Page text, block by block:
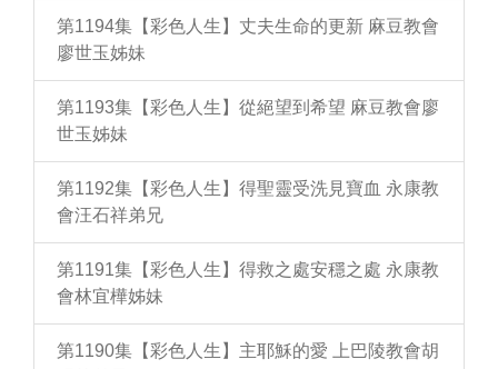
第1194集【彩色人生】丈夫生命的更新 麻豆教會
廖世玉姊妹
第1193集【彩色人生】從絕望到希望 麻豆教會廖
世玉姊妹
第1192集【彩色人生】得聖靈受洗見寶血 永康教
會汪石祥弟兄
第1191集【彩色人生】得救之處安穩之處 永康教
會林宜樺姊妹
第1190集【彩色人生】主耶穌的愛 上巴陵教會胡